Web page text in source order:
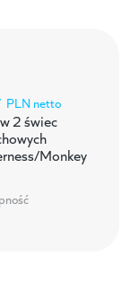
PLN netto
2 świec
Monkey